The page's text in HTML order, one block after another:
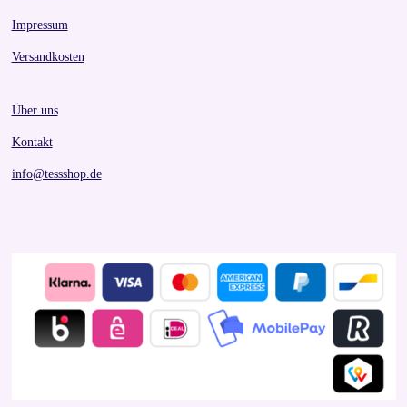
Impressum
Versandkosten
Über uns
Kontakt
info@tessshop.de